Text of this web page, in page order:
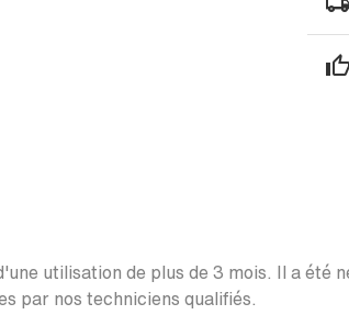
utilisation de plus de 3 mois. Il a
par nos techniciens qualifiés.